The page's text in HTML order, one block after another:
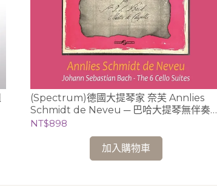
(Spectrum)德國大提琴家 奈芙 Annlies
Schmidt de Neveu ─ 巴哈大提琴無伴奏全
曲錄音 2CD (Ducretet-Thomson版)
NT$898
加入購物車